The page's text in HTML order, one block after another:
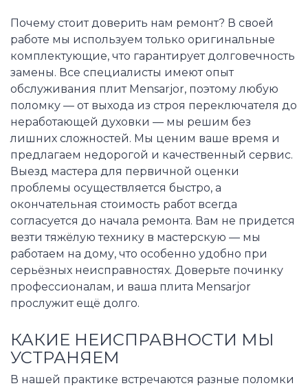
Почему стоит доверить нам ремонт? В своей
работе мы используем только оригинальные
комплектующие, что гарантирует долговечность
замены. Все специалисты имеют опыт
обслуживания плит Mensarjor, поэтому любую
поломку — от выхода из строя переключателя до
неработающей духовки — мы решим без
лишних сложностей. Мы ценим ваше время и
предлагаем недорогой и качественный сервис.
Выезд мастера для первичной оценки
проблемы осуществляется быстро, а
окончательная стоимость работ всегда
согласуется до начала ремонта. Вам не придется
везти тяжёлую технику в мастерскую — мы
работаем на дому, что особенно удобно при
серьёзных неисправностях. Доверьте починку
профессионалам, и ваша плита Mensarjor
прослужит ещё долго.
КАКИЕ НЕИСПРАВНОСТИ МЫ
УСТРАНЯЕМ
В нашей практике встречаются разные поломки